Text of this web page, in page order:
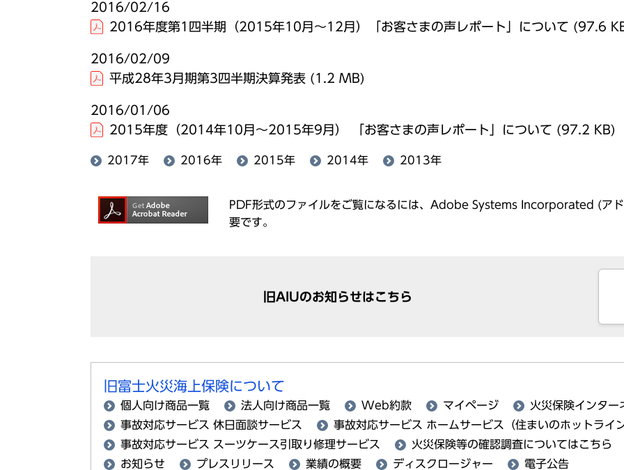
2016/02/16
2016年度第1四半期（2015年10月～12月）「お客さまの声レポート」について (97.6
2016/02/09
平成28年3月期第3四半期決算発表 (1.2 MB)
2016/01/06
2015年度（2014年10月～2015年9月） 「お客さまの声レポート」について (97.2 KB)
2017年 2016年 2015年 2014年 2013年
PDF形式のファイルをご覧になるには、Adobe Systems Incorporated (ア
要です。
旧AIUのお知らせはこちら
旧富士火災海上保険について
個人向け商品一覧 法人向け商品一覧 Web約款 マイページ
火災保険インター
事故対応サービス 休日面談サービス
事故対応サービス ホームサービス（住まいのホットライ
事故対応サービス スーツケース引取り修理サービス
火災保険等の確認調査についてはこちら
お知らせ
プレスリリース 業績の概要 ディスクロージャー 電子公告